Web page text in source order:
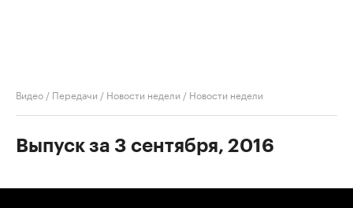
Видео / Передачи / Новости недели / Новости недели
Выпуск за 3 сентября, 2016